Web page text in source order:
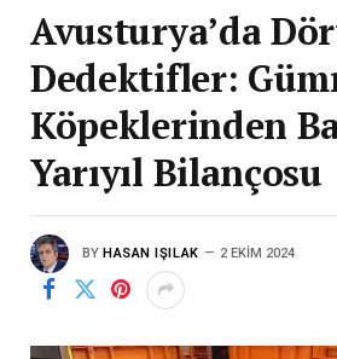
Avusturya’da
Dedektifler:
Köpeklerinden
Yarıyıl Bilançosu
BY HASAN IŞILAK 2 EKIM 2024